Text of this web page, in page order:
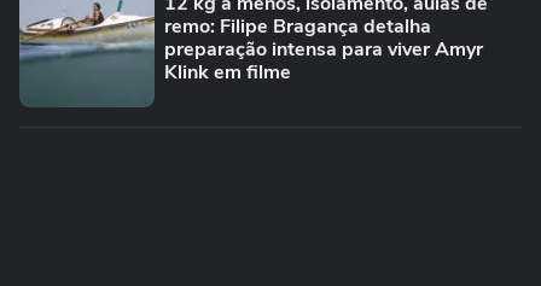
remo: Filipe Bragança detalha
preparação intensa para viver Amyr
Klink em filme